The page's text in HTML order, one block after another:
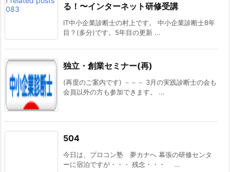
る！〜インターネット研修受講
IT中小企業診断士の村上です。 中小企業診断士8年
目？(多分)です。5年目の更新 ...
独立・創業セミナー(再)
(再度のご案内です) －－－ 3月の実践診断士の会も
会員以外の方も参加できます。 ...
504
今日は、プロコン塾 夢カナへ 幕張の研修センタ
ーに宿泊ですが・・・ 残念・・・ ...